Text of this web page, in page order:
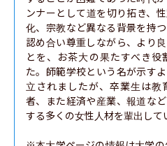
ンナーとして道を切り拓き、
化、宗教など異なる背景を持
認め合い尊重しながら、より
とを、お茶大の果たすべき役
た。師範学校という名が示す
立されましたが、卒業生は
者、また経済や産業、報道な
する多くの女性人材を輩出して